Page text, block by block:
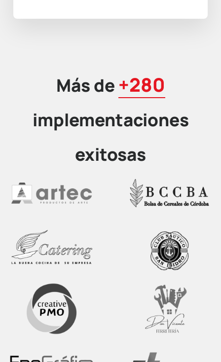
Más de +280
implementaciones
exitosas